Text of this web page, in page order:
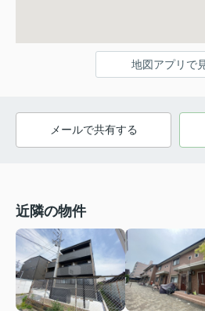
地図アプリで
メールで共有する
近隣の物件